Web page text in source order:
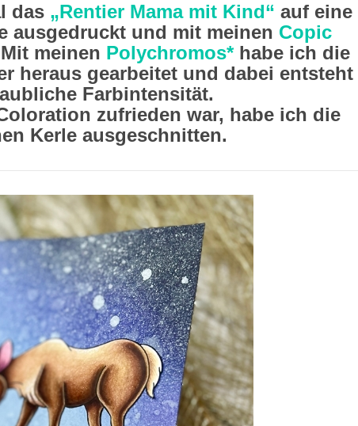
das „Rentier Mama mit Kind“ auf eine
ausgedruckt und mit meinen Copic
meinen Polychromos*habe ich die
heraus gearbeitet und dabei entsteht
Farbintensität.
zufrieden war, habe ich die
Kerle ausgeschnitten.